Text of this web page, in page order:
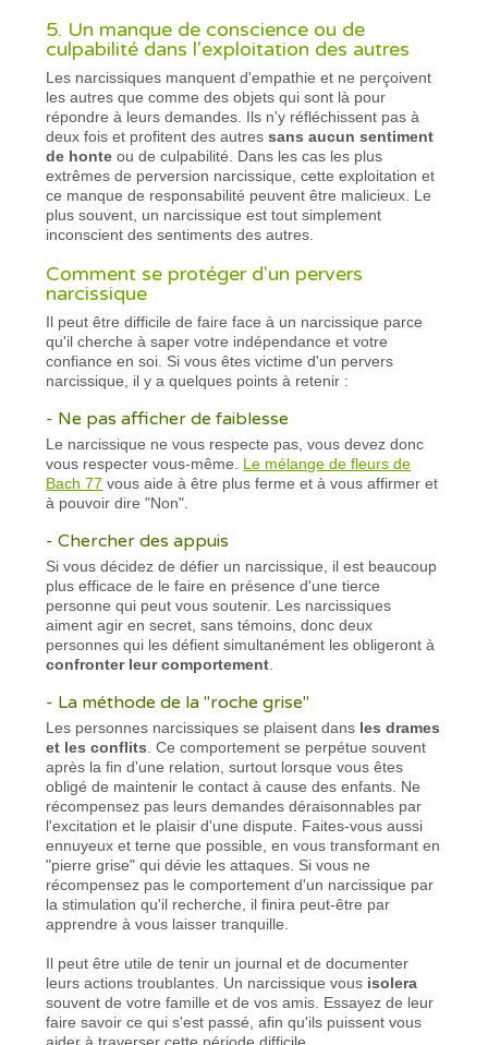
5. Un manque de conscience ou de
culpabilité dans l'exploitation des autres
Les narcissiques manquent d'empathie et ne perçoivent
les autres que comme des objets qui sont là pour
répondre à leurs demandes. Ils n'y réfléchissent pas à
deux fois et profitent des autressans aucun sentiment
de honte ou de culpabilité. Dans les cas les plus
extrêmes de perversion narcissique, cette exploitation et
ce manque de responsabilité peuvent être malicieux. Le
plus souvent, un narcissique est tout simplement
inconscient des sentiments des autres.
Comment se protéger d'un pervers
narcissique
Il peut être difficile de faire face à un narcissique parce
qu'il cherche à saper votre indépendance et votre
confiance en soi. Si vous êtes victime d'un pervers
narcissique, il y a quelques points à retenir :
- Ne pas afficher de faiblesse
Le narcissique ne vous respecte pas, vous devez donc
vous respecter vous-même. Le mélange de fleurs de
Bach 77 vous aide à être plus ferme et à vous affirmer et
à pouvoir dire "Non".
- Chercher des appuis
Si vous décidez de défier un narcissique, il est beaucoup
plus efficace de le faire en présence d'une tierce
personne qui peut vous soutenir. Les narcissiques
aiment agir en secret, sans témoins, donc deux
personnes qui les défient simultanément les obligeront à
confronter leur comportement
- La méthode de la "roche grise"
Les personnes narcissiques se plaisent dans les drames
et les conflits . Ce comportement se perpétue souvent
après la fin d'une relation, surtout lorsque vous êtes
obligé de maintenir le contact à cause des enfants. Ne
récompensez pas leurs demandes déraisonnables par
l'excitation et le plaisir d'une dispute. Faites-vous aussi
ennuyeux et terne que possible, en vous transformant en
"pierre grise" qui dévie les attaques. Si vous ne
récompensez pas le comportement d'un narcissique par
la stimulation qu'il recherche, il finira peut-être par
apprendre à vous laisser tranquille.
Il peut être utile de tenir un journal et de documenter
leurs actions troublantes. Un narcissique vous isolera
souvent de votre famille et de vos amis. Essayez de leur
faire savoir ce qui s'est passé, afin qu'ils puissent vous
aider à traverser cette période difficile.